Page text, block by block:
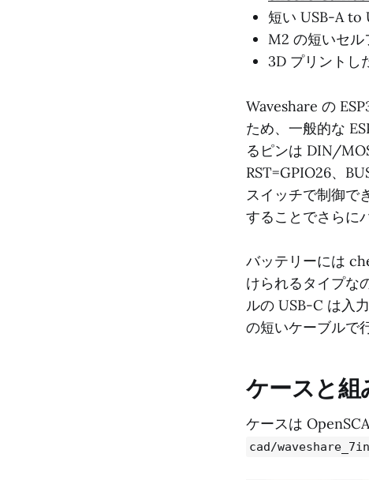
短い USB-A to
M2 の短いセル
3D プリントし
Waveshare の
ため、一般的な
るピンは DIN/
RST=GPIO26、
スイッチで制御で
することでさらに
バッテリーには
けられるタイプな
ルの USB-C は入
の短いケーブルで
ケースと組
ケースは
cad/